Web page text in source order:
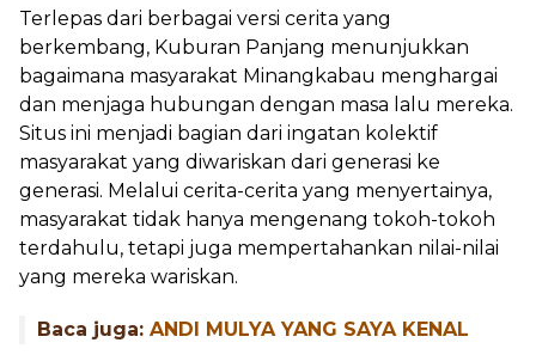
Terlepas dari berbagai versi cerita yang
berkembang, Kuburan Panjang menunjukkan
bagaimana masyarakat Minangkabau menghargai
dan menjaga hubungan dengan masa lalu mereka.
Situs ini menjadi bagian dari ingatan kolektif
masyarakat yang diwariskan dari generasi ke
generasi. Melalui cerita-cerita yang menyertainya,
masyarakat tidak hanya mengenang tokoh-tokoh
terdahulu, tetapi juga mempertahankan nilai-nilai
yang mereka wariskan.
Baca juga: ANDI MULYA YANG SAYA KENAL